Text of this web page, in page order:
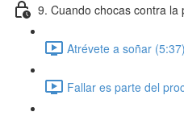
9. Cuando chocas contra la
Atrévete a soñar (5:37)
Fallar es parte del